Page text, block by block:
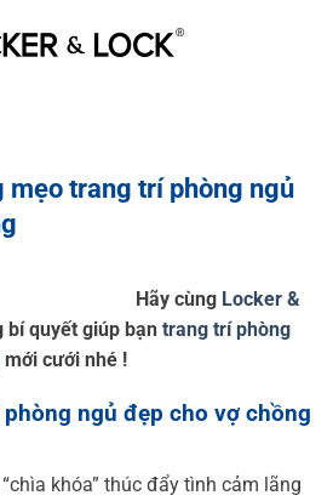
mẹo trang trí phòng ngủ
Hãy cùng Locker &
bí quyết giúp bạn trang trí phòng
mới cưới nhé !
ngủ đẹp cho vợ chồng
khóa” thúc đẩy tình cảm lãng